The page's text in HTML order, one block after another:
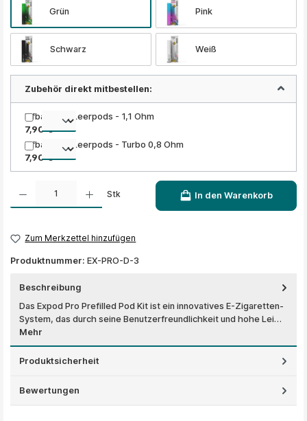
Grün Pink
Schwarz Weiß
Zubehör direkt mitbestellen:
Elfbar ELFA Leerpods - 1,1 Ohm
7,90 €
Elfbar ELFA Leerpods - Turbo 0,8 Ohm
7,90 €
Produkt Anzahl: Gib den gewünschten Wert ein oder benutze die Schaltflächen um die
Stk In den Warenkorb
Zum Merkzettel hinzufügen
Produktnummer: EX-PRO-D-3
Beschreibung
Das Expod Pro Prefilled Pod Kit ist ein innovatives E-Zigaretten-
System, das durch seine Benutzerfreundlichkeit und hohe Lei…
Mehr
Produktsicherheit
Bewertungen